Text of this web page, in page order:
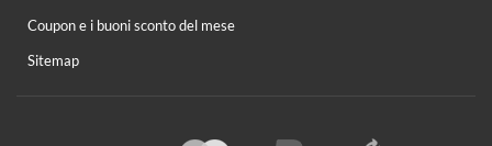
Coupon e i buoni sconto del mese
Sitemap